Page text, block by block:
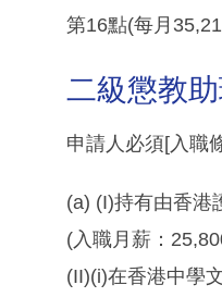
第16點(每月
二級懲教
申請人必須[入職
(a) (I)持有由香港
(入職月薪：
(II)(i)在香港中學